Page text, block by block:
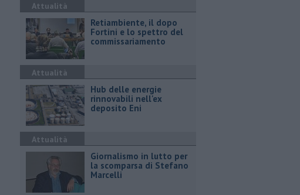
Attualità
Retiambiente, il dopo
Fortini e lo spettro del
commissariamento
Attualità
Hub delle energie
rinnovabili nell'ex
deposito Eni
Attualità
Giornalismo in lutto per
la scomparsa di Stefano
Marcelli